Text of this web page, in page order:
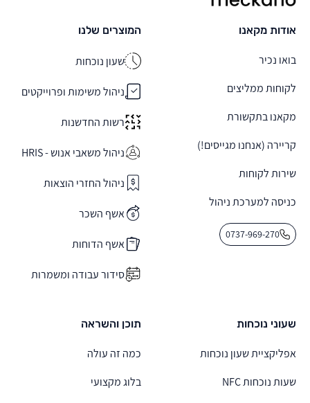
אודות מקאנו
בואו נכיר
לקוחות ממליצים
מקאנו בתקשורת
קריירה (אנחנו מגייסים!)
שירות לקוחות
כניסה למערכת ניהול
0737-969-270
המוצרים שלנו
שעון נוכחות
ניהול משימות ופרוייקטים
רשות החדשנות
ניהול משאבי אנוש - HRIS
ניהול החזרי הוצאות
אשף השכר
אשף הדוחות
סידור עבודה ומשמרות
שעוני נוכחות
אפליקציית שעון נוכחות
שעות נוכחות NFC
תוכן והשראה
כמה זה עולה
בלוג מקצועי